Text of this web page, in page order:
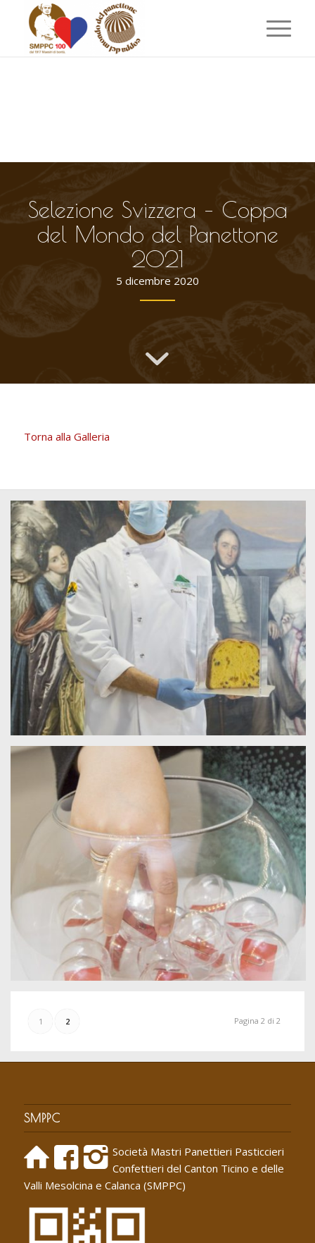
Selezione Svizzera – Coppa
del Mondo del Panettone
2021
5 dicembre 2020
Torna alla Galleria
Pagina 2 di 2
1 2
SMPPC
Società Mastri Panettieri Pasticcieri
Confettieri del Canton Ticino e delle
Valli Mesolcina e Calanca (SMPPC)